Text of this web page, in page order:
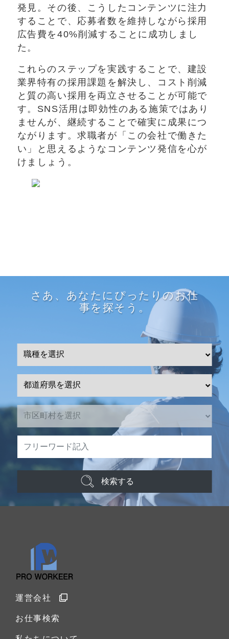
発見。その後、こうしたコンテンツに注力
することで、応募者数を維持しながら採用
広告費を40%削減することに成功しまし
た。
これらのステップを実践することで、建設
業界特有の採用課題を解決し、コスト削減
と質の高い採用を両立させることが可能で
す。SNS活用は即効性のある施策ではあり
ませんが、継続することで確実に成果につ
ながります。求職者が「この会社で働きた
い」と思えるようなコンテンツ発信を心が
けましょう。
さあ、あなたにぴったりのお仕
事を探そう。
検索する
運営会社
お仕事検索